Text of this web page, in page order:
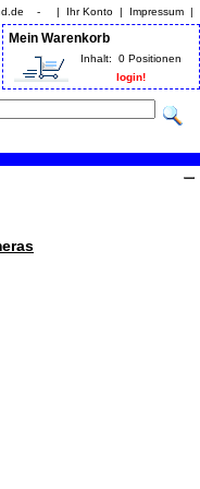
- | Ihr Konto | Impressum |
Mein Warenkorb
Inhalt:
0 Positionen
login!